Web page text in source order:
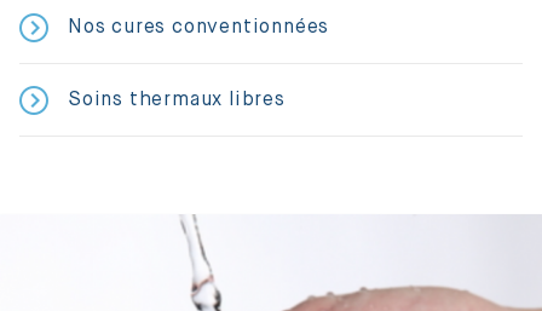
Nos cures conventionnées
Soins thermaux libres